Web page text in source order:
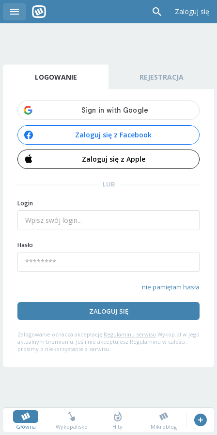
Zaloguj się
LOGOWANIE REJESTRACJA
Zaloguj się z Facebook
Zaloguj się z Apple
LUB
Login
Hasło
nie pamiętam hasła
ZALOGUJ SIĘ
Zalogowanie oznacza akceptację Regulaminu serwisu Wykop.pl w jego
aktualnym brzmieniu. Jeśli nie akceptujesz Regulaminu w całości,
prosimy o niekorzystanie z serwisu.
Główna Wykopalisko Hity Mikroblog